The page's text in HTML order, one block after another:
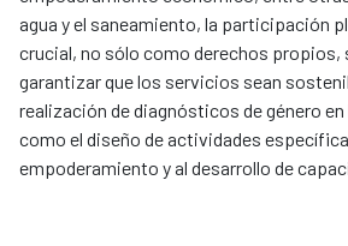
agua y el saneamiento, la participación
crucial, no sólo como derechos propios,
garantizar que los servicios sean
realización de diagnósticos de género
como el diseño de actividades
empoderamiento y al desarrollo de